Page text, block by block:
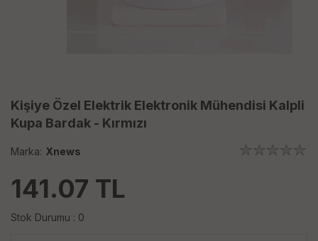
Kişiye Özel Elektrik Elektronik Mühendisi Kalpli
Kupa Bardak - Kırmızı
Marka: Xnews
141.07 TL
Stok Durumu : 0